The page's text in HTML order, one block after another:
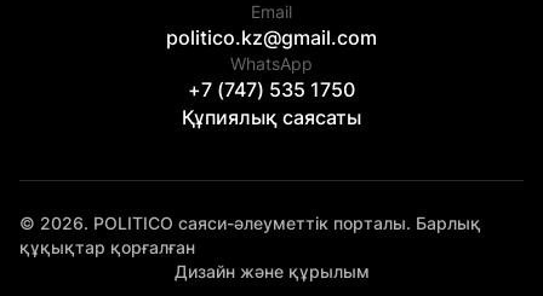
Email
politico.kz@gmail.com
WhatsApp
+7 (747) 535 1750
Құпиялық саясаты
© 2026. POLITICO саяси-әлеуметтік порталы. Барлық
құқықтар қорғалған
Дизайн және құрылым